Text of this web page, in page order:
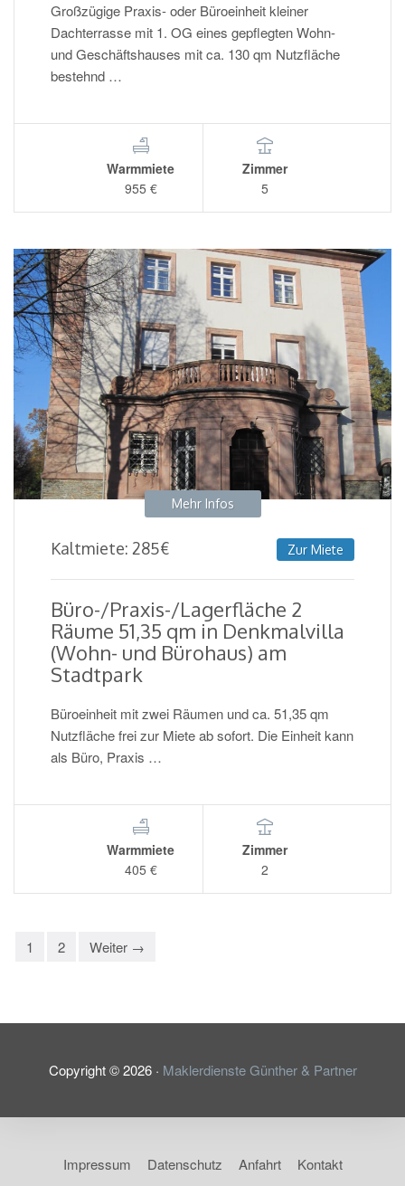
Großzügige Praxis- oder Büroeinheit kleiner
Dachterrasse mit 1. OG eines gepflegten Wohn-
und Geschäftshauses mit ca. 130 qm Nutzfläche
bestehnd …
Warmmiete
955 €
Zimmer
5
Mehr Infos
Kaltmiete: 285€ Zur Miete
Büro-/Praxis-/Lagerfläche 2
Räume 51,35 qm in Denkmalvilla
(Wohn- und Bürohaus) am
Stadtpark
Büroeinheit mit zwei Räumen und ca. 51,35 qm
Nutzfläche frei zur Miete ab sofort. Die Einheit kann
als Büro, Praxis …
Warmmiete
405 €
Zimmer
2
1 2 Weiter →
Copyright ©2026· Maklerdienste Günther & Partner
Impressum Datenschutz Anfahrt Kontakt